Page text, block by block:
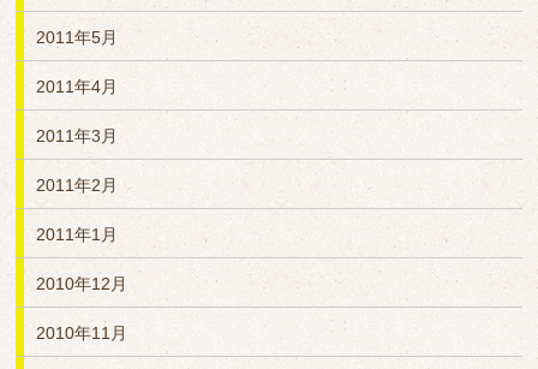
2011年5月
2011年4月
2011年3月
2011年2月
2011年1月
2010年12月
2010年11月